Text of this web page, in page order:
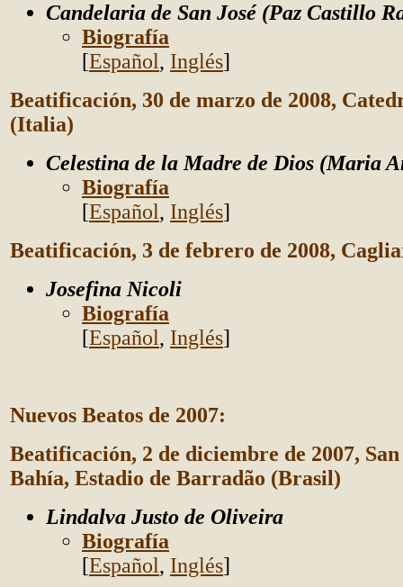
Candelaria de San José (Paz Castillo
Biografía
[Español, Inglés]
Beatificación, 30 de marzo de 2008,
(Italia)
Celestina de la Madre de Dios (Maria
Biografía
[Español, Inglés]
Beatificación, 3 de febrero de 2008,
Josefina Nicoli
Biografía
[Español, Inglés]
Nuevos Beatos de 2007:
Beatificación, 2 de diciembre de 2007,
Bahía, Estadio de Barradão (Brasil)
Lindalva Justo de Oliveira
Biografía
[Español, Inglés]